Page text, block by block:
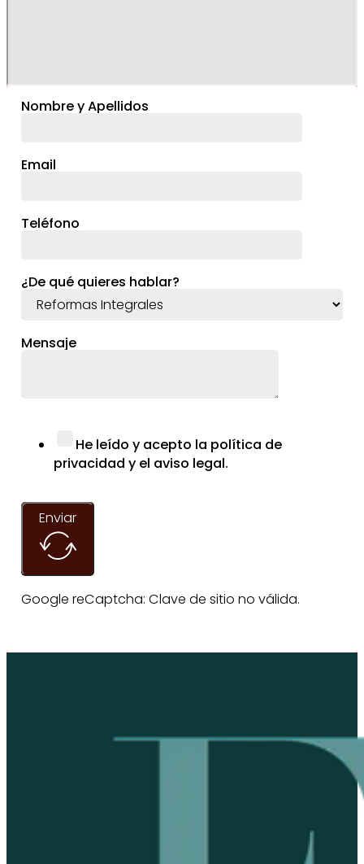
Nombre y Apellidos
Email
Teléfono
¿De qué quieres hablar?
Mensaje
He leído y acepto la política de
privacidad y el aviso legal.
Enviar
Google reCaptcha: Clave de sitio no válida.